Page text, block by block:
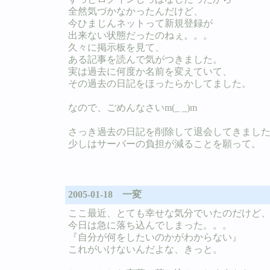
全然気づかなかったんだけど、
今ひまじんネットって新規登録が
出来ない状態だったのねぇ。。。
久々に掲示板を見て、
ある記事を読んで気がつきました。
実は過去に何度か名前を変えていて、
その過去の日記をほったらかしてました。
なので、ごめんなさいm(_ _)m
さっき過去の日記を削除して退会してきまし
少しはサーバーの負担が減ることを願って。
2005-01-18 一変
ここ最近、とても幸せな気分でいたのだけど、
今日は急に落ち込んでしまった。。。
『自分が何をしたいのかがわからない』
これがいけないんだよな、きっと。